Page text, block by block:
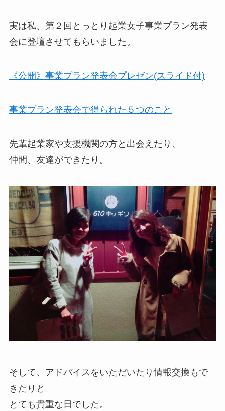
実は私、第２回とっとり起業女子事業プラン発表
会に登壇させてもらいました。
《公開》事業プラン発表会プレゼン(スライド付)
事業プラン発表会で得られた５つのこと
先輩起業家や支援機関の方と出会えたり、
仲間、友達ができたり。
そして、アドバイスをいただいたり情報交換もで
きたりと
とても貴重な日でした。